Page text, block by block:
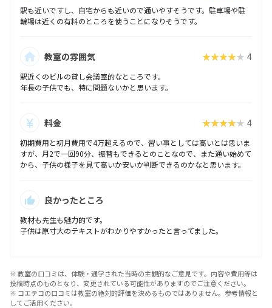
駅も近いですし、自宅からも近いので通いやすそうです。駐車場や駐
輪場は近くの有料のところを使うことになりそうです。
教室の雰囲気 ★★★★★ 4
駅近くのビルの貸し会議室的なところです。
年長の子供でも、特に問題ないかと思います。
料金 ★★★★★ 4
初期費用と初月費用で4万超えるので、習い事としては高いとは思いま
すが、月2で一回90分、振替もできるとのことなので、また通い始めて
から、子供の様子を見て高いか安いか判断できるのかなと思います。
良かったところ
教材も先生も魅力的です。
子供は原寸大のテキストがわかりやすかったと言ってました。
※ 教室の口コミは、体験・通学された当時の主観的なご意見です。内容や費用等は
投稿時点のものとなり、変更されている可能性がありますのでご注意ください。
※ コエテコの口コミは教室の絶対的評価を決めるものではありません。参考情報と
してご活用ください。